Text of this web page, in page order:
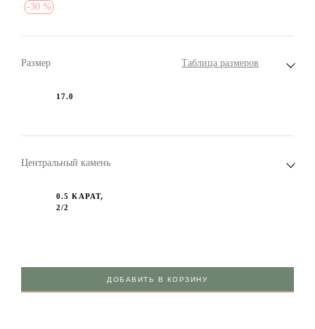
-30 %
Размер Таблица размеров
17.0
Центральный камень
0.5 КАРАТ,
2/2
ДОБАВИТЬ В КОРЗИНУ